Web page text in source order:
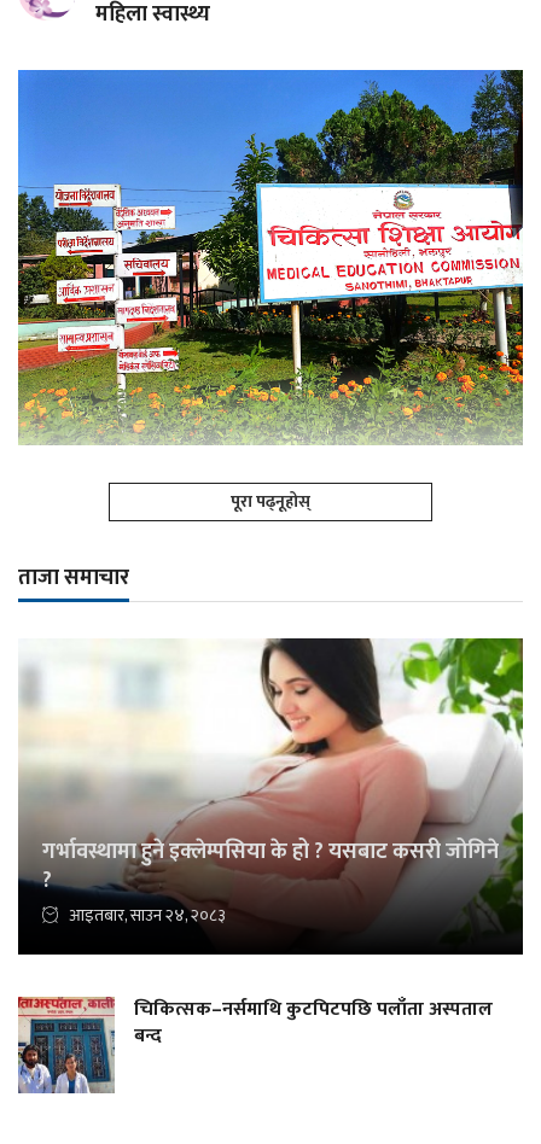
महिला स्वास्थ्य
पूरा पढ्नूहोस्
ताजा समाचार
गर्भावस्थामा हुने इक्लेम्पसिया के हो ? यसबाट कसरी जोगिने
?
आइतबार, साउन २४, २०८३
चिकित्सक–नर्समाथि कुटपिटपछि पलाँता अस्पताल
बन्द